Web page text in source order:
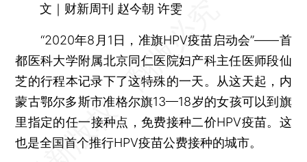
文｜财新周刊 赵今朝 许雯
“2020年8月1日，准旗HPV疫苗启动会”——首
都医科大学附属北京同仁医院妇产科主任医师段仙
芝的行程本记录下了这特殊的一天。从这天起，内
蒙古鄂尔多斯市准格尔旗13—18岁的女孩可以到旗
里指定的任一接种点，免费接种二价HPV疫苗。这
也是全国首个推行HPV疫苗公费接种的城市。